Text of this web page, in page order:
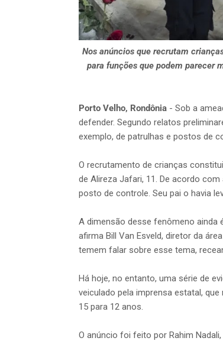
Nos anúncios que recrutam
para funções que podem parecer
Porto Velho, Rondônia - Sob a
defender. Segundo relatos
exemplo, de patrulhas e postos de
O recrutamento de crianças
de Alireza Jafari, 11. De acordo
posto de controle. Seu pai o havia
A dimensão desse fenômeno ainda
afirma Bill Van Esveld, diretor da
temem falar sobre esse tema,
Há hoje, no entanto, uma série de
veiculado pela imprensa estatal,
15 para 12 anos.
O anúncio foi feito por Rahim